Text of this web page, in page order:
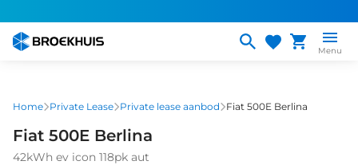
naar
gaan
Menu
Home Private Lease Private lease aanbod Fiat 500E Berlina
Fiat 500E Berlina
42kWh ev icon 118pk aut